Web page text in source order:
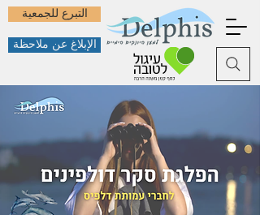
التبرع للجمعية
الإبلاغ عن ملاحظة